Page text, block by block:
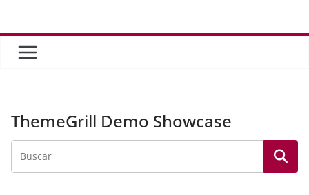
contenido
ThemeGrill Demo Showcase